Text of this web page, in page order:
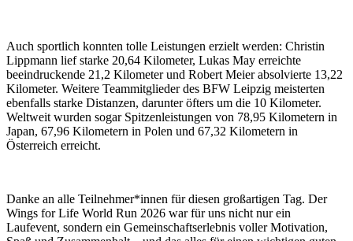
Auch sportlich konnten tolle Leistungen erzielt werden: Christin
Lippmann lief starke 20,64 Kilometer, Lukas May erreichte
beeindruckende 21,2 Kilometer und Robert Meier absolvierte 13,22
Kilometer. Weitere Teammitglieder des BFW Leipzig meisterten
ebenfalls starke Distanzen, darunter öfters um die 10 Kilometer.
Weltweit wurden sogar Spitzenleistungen von 78,95 Kilometern in
Japan, 67,96 Kilometern in Polen und 67,32 Kilometern in
Österreich erreicht.
Danke an alle Teilnehmer*innen für diesen großartigen Tag. Der
Wings for Life World Run 2026 war für uns nicht nur ein
Laufevent, sondern ein Gemeinschaftserlebnis voller Motivation,